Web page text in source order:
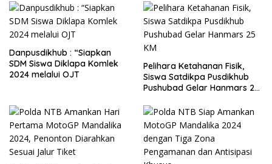
Danpusdikhub : “Siapkan
SDM Siswa Diklapa Komlek
2024 melalui OJT
Pelihara Ketahanan Fisik,
Siswa Satdikpa Pusdikhub
Pushubad Gelar Hanmars 25